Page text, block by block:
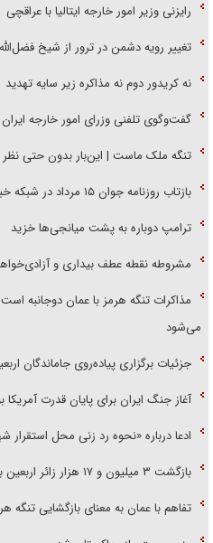
رایزنی وزیر امور خارجه ایتالیا با عراقچی
تغییر رویه دشمن در ترور از شیخ
نه کریدور دوم نه مذاکره زیر سایه تهدید
گفت‌وگوی تلفنی وزرای امور خارجه
تنگه ملک ماست | این‌بار بدون حتی نظر
بازتاب روزنامه جوان ۱۵ مرداد در شبکه خبر
ترامپ دوباره به پشت میانجی‌ها خزید
مشروطه نقطه عطف بیداری و
مذاکرات تنگه هرمز با عمان دوجانبه
می‌شود
جزئیات برگزاری پیاده‌روی جاماندگان
آغاز جنگ ایران برای پایان قدرت آمریکا
ادعا درباره «نحوه رد زنی محل
بازگشت ۳ میلیون و ۱۷ هزار زائر اربعین به کشور
تفاهم با عمان به معنای بازگشایی تنگه